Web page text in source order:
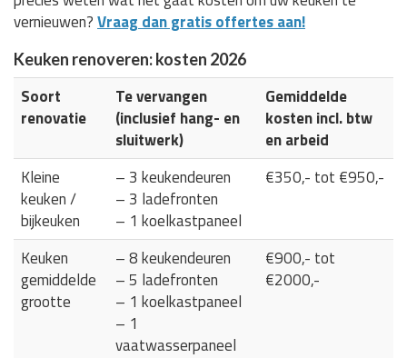
vernieuwen?Vraag dan gratis offertes aan!
Keuken renoveren: kosten 2026
Soort
renovatie
Te vervangen
(inclusief hang- en
sluitwerk)
Gemiddelde
kosten incl. btw
en arbeid
Kleine
keuken /
bijkeuken
– 3 keukendeuren
– 3 ladefronten
– 1 koelkastpaneel
€350,- tot €950,-
Keuken
gemiddelde
grootte
– 8 keukendeuren
– 5 ladefronten
– 1 koelkastpaneel
– 1
vaatwasserpaneel
€900,- tot
€2000,-